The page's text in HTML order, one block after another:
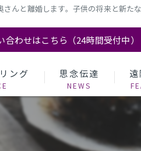
んと離婚します。子供の将来と新た
わせはこちら（24時間受付中）
ング 思念伝達